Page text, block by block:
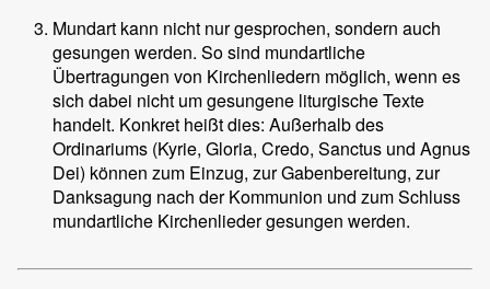
Mundart kann nicht nur gesprochen, sondern auch
gesungen werden. So sind mundartliche
Übertragungen von Kirchenliedern möglich, wenn es
sich dabei nicht um gesungene liturgische Texte
handelt. Konkret heißt dies: Außerhalb des
Ordinariums (Kyrie, Gloria, Credo, Sanctus und Agnus
Dei) können zum Einzug, zur Gabenbereitung, zur
Danksagung nach der Kommunion und zum Schluss
mundartliche Kirchenlieder gesungen werden.